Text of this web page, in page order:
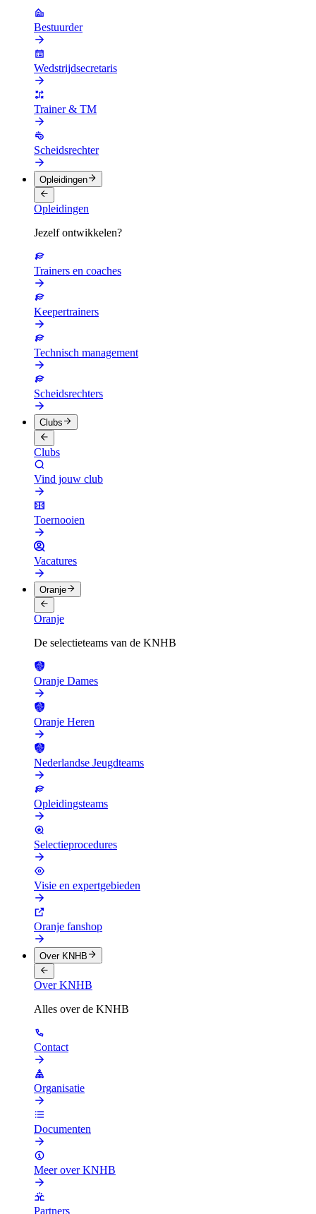
Bestuurder
Wedstrijdsecretaris
Trainer & TM
Scheidsrechter
Opleidingen
Opleidingen
Jezelf ontwikkelen?
Trainers en coaches
Keepertrainers
Technisch management
Scheidsrechters
Clubs
Clubs
Vind jouw club
Toernooien
Vacatures
Oranje
Oranje
De selectieteams van de KNHB
Oranje Dames
Oranje Heren
Nederlandse Jeugdteams
Opleidingsteams
Selectieprocedures
Visie en expertgebieden
Oranje fanshop
Over KNHB
Over KNHB
Alles over de KNHB
Contact
Organisatie
Documenten
Meer over KNHB
Partners